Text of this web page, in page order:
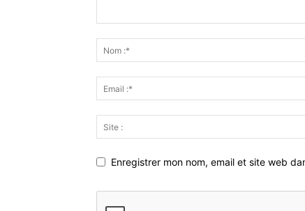
Enregistrer mon nom, email et site web